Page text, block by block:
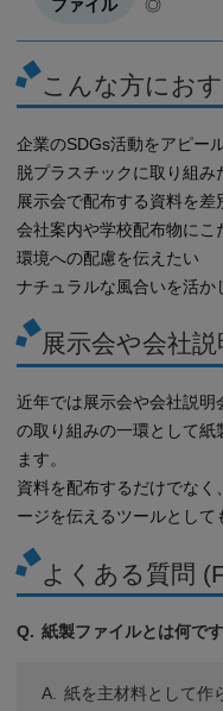
◎
こんな方にお
企業のSDGs活動をアピー
脱プラスチックに取り組み
展示会で配布する資料を差
会社案内や学校配布物にこ
環境への配慮を伝えたい
ナチュラルな風合いを活か
展示会や会社
近年では展示会や会社説
の取り組みの一環として
ます。
資料を配布するだけでなく
ージを伝えるツールとして
よくある質問
紙製ファイルとは何で
紙を主材料として作